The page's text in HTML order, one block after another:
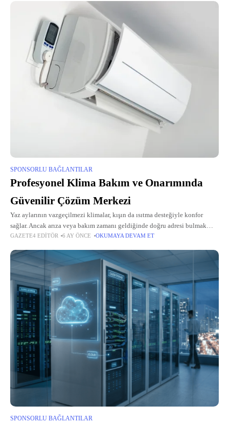
SPONSORLU BAĞLANTILAR
Profesyonel Klima Bakım ve Onarımında
Güvenilir Çözüm Merkezi
Yaz aylarının vazgeçilmezi klimalar, kışın da ısıtma desteğiyle konfor
sağlar. Ancak arıza veya bakım zamanı geldiğinde doğru adresi bulmak
önemlidir. Samsung klima servisi, LG klima servisi ve Midea klima servisi
GAZETE4 EDITÖR 6 AY ÖNCE OKUMAYA DEVAM ET
SPONSORLU BAĞLANTILAR